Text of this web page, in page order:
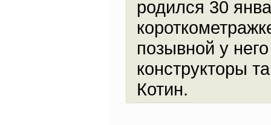
родился 30
позывной у
конструкторы
Котин.